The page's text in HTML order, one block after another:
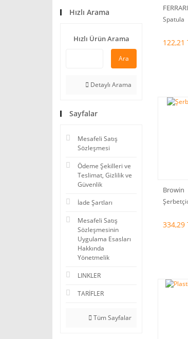
Hızlı Arama
Hızlı Ürün Arama
Ara
Detaylı Arama
Sayfalar
Mesafeli Satış
Sözleşmesi
Ödeme Şekilleri ve
Teslimat, Gizlilik ve
Güvenlik
İade Şartları
Mesafeli Satış
Sözleşmesinin
Uygulama Esasları
Hakkında
Yönetmelik
LINKLER
TARİFLER
Tüm Sayfalar
FERRARI
Spatula
122,21
Browin
334,29